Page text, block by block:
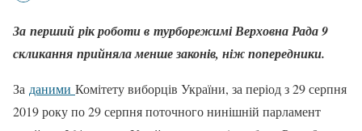
За перший рік роботи в турборежимі Верховна Рада 9
скликання прийняла менше законів, ніж попередники.
За даними Комітету виборців України, за період з 29 серпня
2019 року по 29 серпня поточного нинішній парламент